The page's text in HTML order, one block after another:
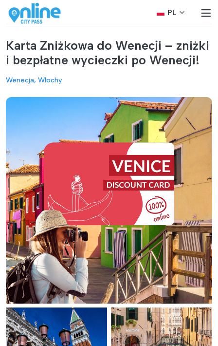
PL
Karta Zniżkowa do Wenecji – zniżki
i bezpłatne wycieczki po Wenecji!
Wenecja, Włochy